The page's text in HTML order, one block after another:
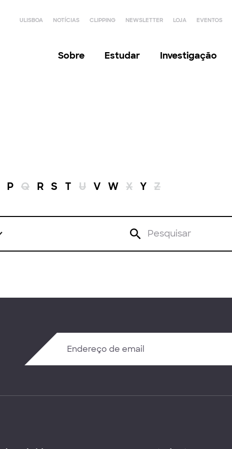
ULISBOA NOTÍCIAS CLIPPING NEWSLETTER LOJA EVENTOS
Sobre Estudar Investigação
P Q R S T U V W X Y Z